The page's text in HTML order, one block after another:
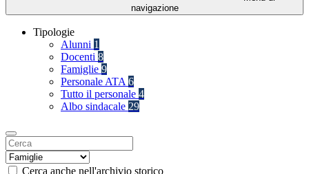
navigazione
Tipologie
Alunni 1
Docenti 8
Famiglie 9
Personale ATA 6
Tutto il personale 4
Albo sindacale 29
Cerca anche nell'archivio storico